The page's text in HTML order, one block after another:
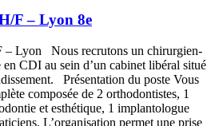
F – Lyon 8e
– Lyon Nous recrutons un chirurgien-
CDI au sein d’un cabinet libéral situé
Présentation du poste Vous
composée de 2 orthodontistes, 1
et esthétique, 1 implantologue
L’organisation permet une prise